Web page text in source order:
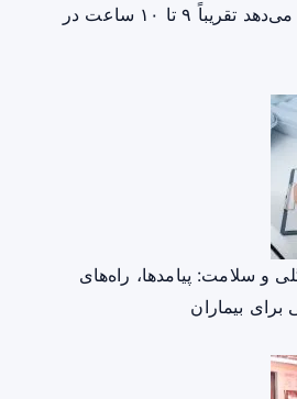
بررسی جدید نشان می‌دهد تقریباً ۹ تا ۱۰ ساعت در
و سلامت: پیامدها، راه‌های
بیماران